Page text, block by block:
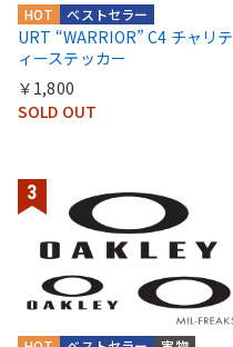
ベストセラー
HOT
URT “WARRIOR” C4 チャリテ
ィーステッカー
￥1,800
SOLD OUT